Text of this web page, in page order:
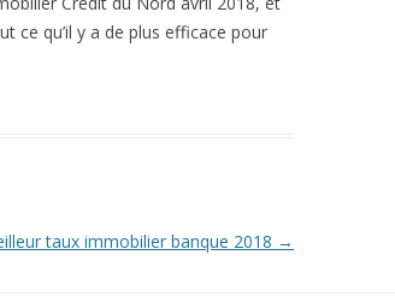
ce qu’il y a de plus efficace pour
taux immobilier banque 2018 →